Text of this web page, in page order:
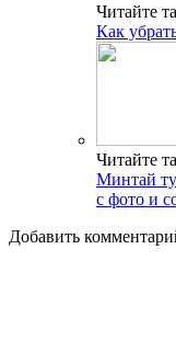
Читайте
Как
Читайте
Минтай
с фото и
Добавить